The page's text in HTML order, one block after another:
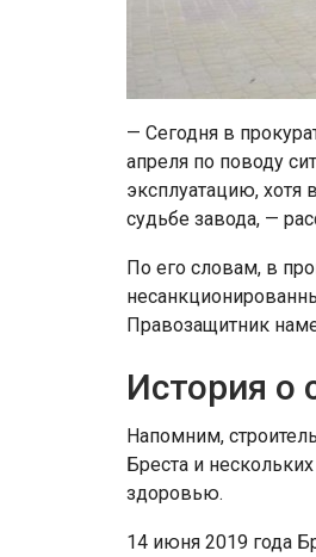
— Сегодня в
апреля по поводу
эксплуатацию, хотя
судьбе завода, —
По его словам, в
Правозащитник
История о
Напомним,
Бреста и
здоровью.
14 июня 2019 года